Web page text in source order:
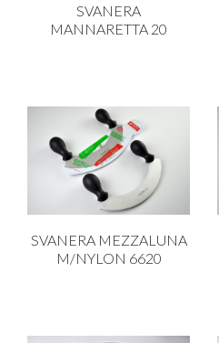
SVANERA
MANNARETTA 20
SVANERA MEZZALUNA
M/NYLON 6620